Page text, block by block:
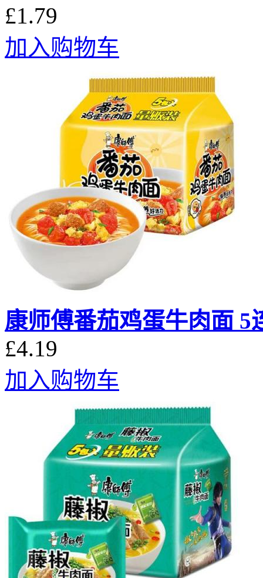
£1.79
加入购物车
康师傅番茄鸡蛋牛肉面 5
£4.19
加入购物车